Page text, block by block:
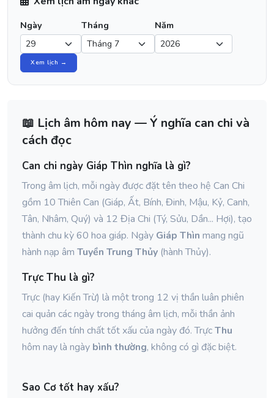
Ngày Tháng Năm
Xem lịch →
📖 Lịch âm hôm nay — Ý nghĩa can chi và
cách đọc
Can chi ngày Giáp Thìn nghĩa là gì?
Trong âm lịch, mỗi ngày được đặt tên theo hệ Can Chi
gồm 10 Thiên Can (Giáp, Ất, Bính, Đinh, Mậu, Kỷ, Canh,
Tân, Nhâm, Quý) và 12 Địa Chi (Tý, Sửu, Dần... Hợi), tạo
thành chu kỳ 60 hoa giáp. Ngày Giáp Thìn mang ngũ
hành nạp âm Tuyền Trung Thủy (hành Thủy).
Trực Thu là gì?
Trực (hay Kiến Trừ) là một trong 12 vị thần luân phiên
cai quản các ngày trong tháng âm lịch, mỗi thần ảnh
hưởng đến tính chất tốt xấu của ngày đó. TrựcThu
hôm nay là ngày bình thường, không có gì đặc biệt.
Sao Cơ tốt hay xấu?